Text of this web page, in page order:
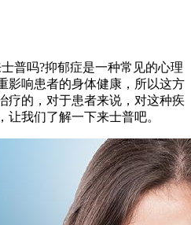
普吗?抑郁症是一种常见的心理
影响患者的身体健康，所以这方
疗的，对于患者来说，对这种疾
我们了解一下来士普吧。